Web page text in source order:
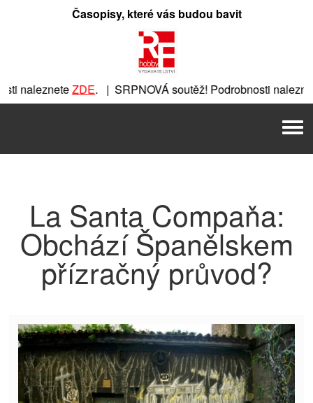
Časopisy, které vás budou bavit
nalezneteZDE. | SRPNOVÁ soutěž! Podrobnosti
. |
La Santa Compaňa:
Obchází Španělskem
přízračný průvod?